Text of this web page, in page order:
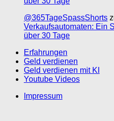
@365TageSpassShorts
Verkaufsautomaten: Ein
über 30 Tage
Erfahrungen
Geld verdienen
Geld verdienen mit KI
Youtube Videos
Impressum